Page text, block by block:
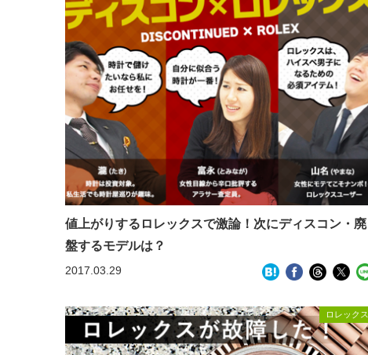
値上がりするロレックスで激論！次にディスコン・廃
盤するモデルは？
2017.03.29
ロレックス